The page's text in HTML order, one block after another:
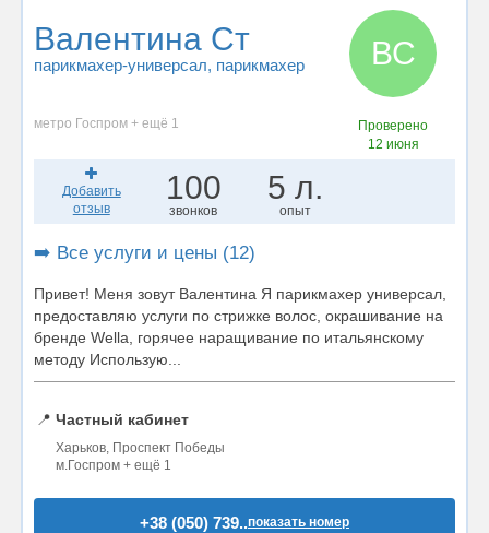
Валентина Ст
парикмахер-универсал, парикмахер ВС
метро Госпром + ещё 1
Проверено
12 июня
Добавить
отзыв
100
звонков
5 л.
опыт
➡️ Все услуги и цены (12)
Привет! Меня зовут Валентина Я парикмахер универсал,
предоставляю услуги по стрижке волос, окрашивание на
бренде Wella, горячее наращивание по итальянскому
методу Использую...
📍 Частный кабинет
Харьков, Проспект Победы
м.Госпром + ещё 1
+38 (050) 739..показать номер